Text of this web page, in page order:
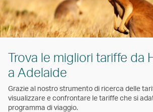
Trova le migliori tariffe da
a Adelaide
Grazie al nostro strumento di ricerca delle
visualizzare e confrontare le tariffe che si
programma di viaggio.